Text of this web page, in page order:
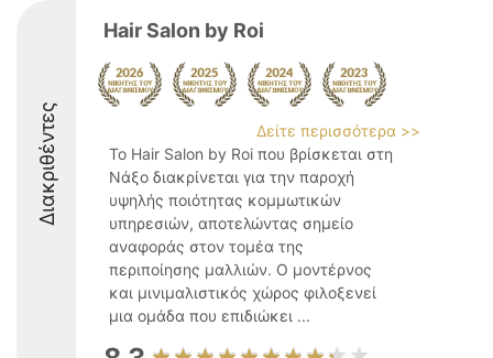
Διακριθέντες
Hair Salon by Roi
Δείτε περισσότερα >>
Το Hair Salon by Roi που βρίσκεται στη
Νάξο διακρίνεται για την παροχή
υψηλής ποιότητας κομμωτικών
υπηρεσιών, αποτελώντας σημείο
αναφοράς στον τομέα της
περιποίησης μαλλιών. Ο μοντέρνος
και μινιμαλιστικός χώρος φιλοξενεί
μια ομάδα που επιδιώκει ...